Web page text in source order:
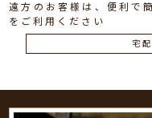
遠方のお客様は、便利で
をご利用ください
宅